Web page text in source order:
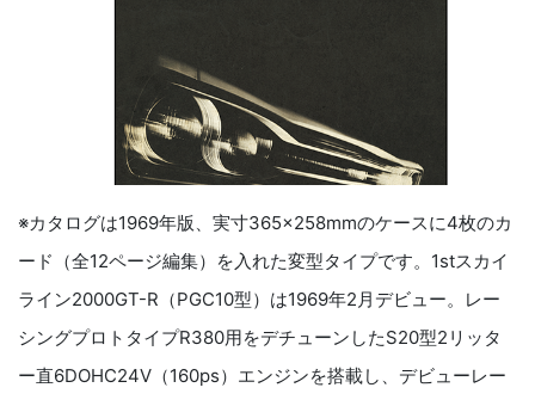
※カタログは1969年版、実寸365×258mmのケースに4枚のカ
ード（全12ページ編集）を入れた変型タイプです。1stスカイ
ライン2000GT-R（PGC10型）は1969年2月デビュー。レー
シングプロトタイプR380用をデチューンしたS20型2リッタ
ー直6DOHC24V（160ps）エンジンを搭載し、デビューレー